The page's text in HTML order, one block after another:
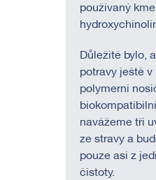
používaný
Důležité bylo,
potravy ještě
polymerní
navážeme tři
ze stravy a
pouze asi z
čistoty.